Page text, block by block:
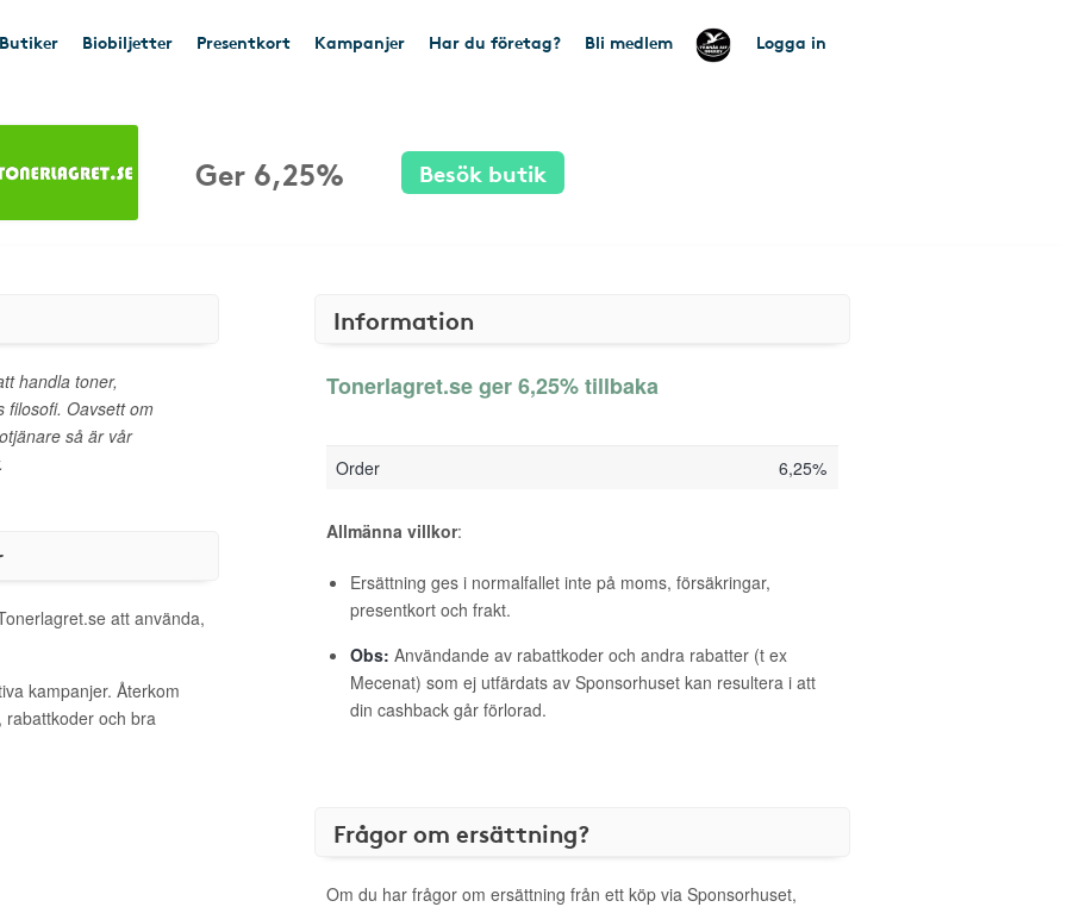
Butiker Biobiljetter Presentkort Kampanjer Har du företag? Bli medlem Logga in
Ger 6,25% Besök butik
handla toner,
filosofi. Oavsett om
så är vår
att använda,
kampanjer. Återkom
rabattkoder och bra
Information
Tonerlagret.se ger 6,25% tillbaka
Order 6,25%
Allmänna villkor:
Ersättning ges i normalfallet inte på moms, försäkringar,
presentkort och frakt.
Obs: Användande av rabattkoder och andra rabatter (t ex
Mecenat) som ej utfärdats av Sponsorhuset kan resultera i att
din cashback går förlorad.
Frågor om ersättning?
Om du har frågor om ersättning från ett köp via Sponsorhuset,